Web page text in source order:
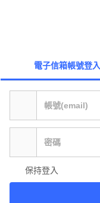
電子信箱帳號登入
保持登入